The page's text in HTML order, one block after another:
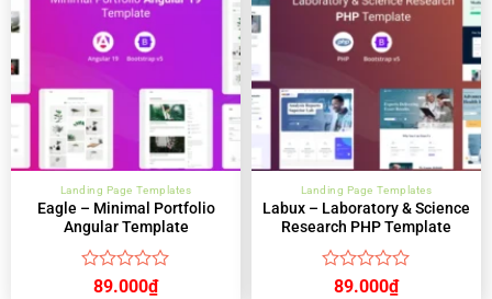
Landing Page Templates
Eagle – Minimal Portfolio
Angular Template
Được
89.000₫
Landing Page Templates
Labux – Laboratory & Science
Research PHP Template
Được
89.000₫